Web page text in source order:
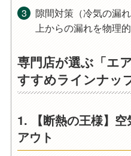
隙間対策（冷気の漏れ
上からの漏れを物理的
専門店が選ぶ「エ
すすめラインナッ
1. 【断熱の王様】
アウト